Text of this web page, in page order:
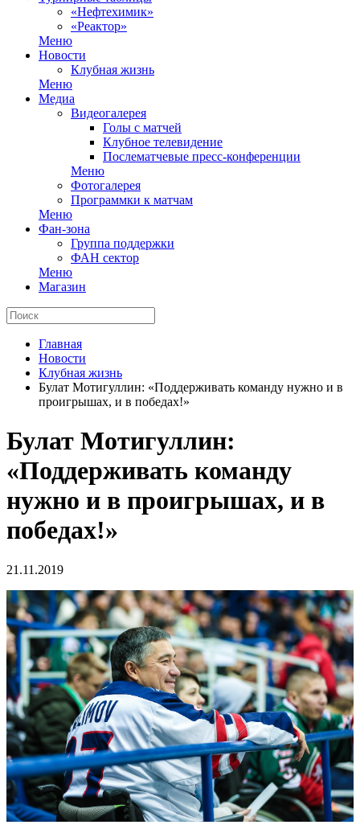
«Нефтехимик»
«Реактор»
Меню
Новости
Клубная жизнь
Меню
Медиа
Видеогалерея
Голы с матчей
Клубное телевидение
Послематчевые пресс-конференции
Меню
Фотогалерея
Программки к матчам
Меню
Фан-зона
Группа поддержки
ФАН сектор
Меню
Магазин
Главная
Новости
Клубная жизнь
Булат Мотигуллин: «Поддерживать команду нужно и в
проигрышах, и в победах!»
Булат Мотигуллин:
«Поддерживать команду
нужно и в проигрышах, и в
победах!»
21.11.2019